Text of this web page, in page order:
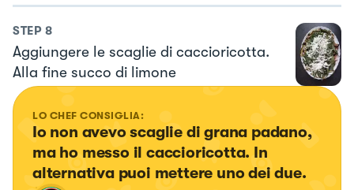
STEP 8
Aggiungere le scaglie di caccioricotta.
Alla fine succo di limone
LO CHEF CONSIGLIA:
Io non avevo scaglie di grana padano,
ma ho messo il caccioricotta. In
alternativa puoi mettere uno dei due.